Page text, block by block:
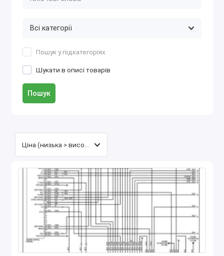
Пошук у підкатегоріях
Шукати в описі товарів
Пошук